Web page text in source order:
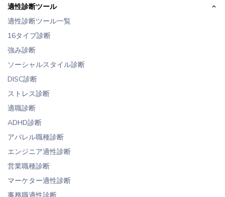
適性診断ツール
適性診断ツール一覧
16タイプ診断
強み診断
ソーシャルスタイル診断
DISC診断
ストレス診断
適職診断
ADHD診断
アパレル職種診断
エンジニア適性診断
営業職種診断
マーケター適性診断
事務職適性診断